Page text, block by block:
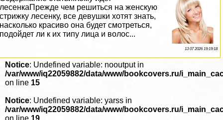
лесенкаПрежде чем решиться на женскую
стрижку лесенку, все дeвyшки хотят знать,
насколько красиво она будет смотреться,
подойдет ли к их типу лица и волос...
13 07 2026 19:19:18
Notice: Undefined variable: nooutput in
/var/www/iq22059882/data/www/bookcovers.ru/
on line 15
Notice: Undefined variable: yarss in
/var/www/iq22059882/data/www/bookcovers.ru/